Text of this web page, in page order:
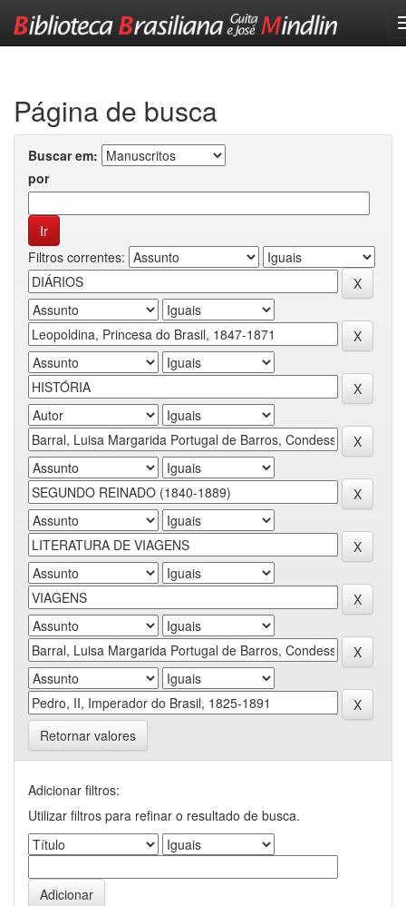
Página de busca
Buscar em:
por
Filtros correntes:
Retornar valores
Adicionar filtros:
Utilizar filtros para refinar o resultado de busca.